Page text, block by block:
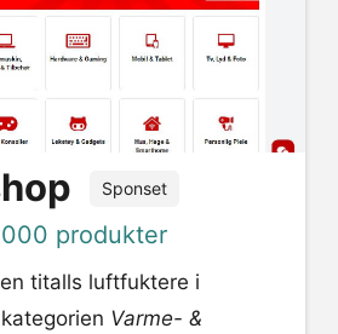
Sponset
produkter
titalls luftfuktere i
Varme- &